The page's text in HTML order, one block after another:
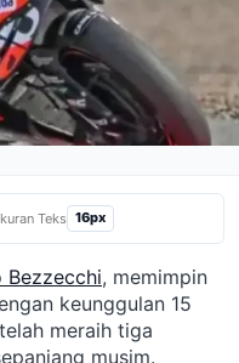
Teks 16px
Bezzecchi, memimpin
keunggulan 15
meraih tiga
musim.